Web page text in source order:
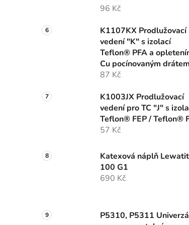
96 Kč
K1107KX Prodlužovací
vedení "K" s izolací
Teflon® PFA a
Cu pocínovaným drátem
87 Kč
K1003JX Prodlužovací
vedení pro TC "J" s
Teflon® FEP / Teflon®
57 Kč
Katexová náplň
100 G1
690 Kč
P5310, P5311